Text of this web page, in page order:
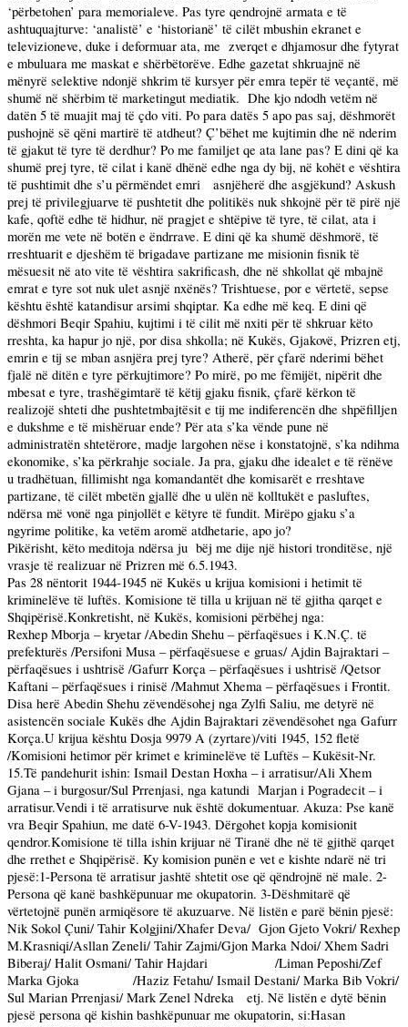
‘përbetohen’ para memorialeve. Pas tyre qendrojnë armata e të
ashtuquajturve: ‘analistë’ e ‘historianë’ të cilët mbushin ekranet e
televizioneve, duke i deformuar ata, me zverqet e dhjamosur dhe fytyrat
e mbuluara me maskat e shërbëtorëve. Edhe gazetat shkruajnë në
mënyrë selektive ndonjë shkrim të kursyer për emra tepër të veçantë, më
shumë në shërbim të marketingut mediatik. Dhe kjo ndodh vetëm në
datën 5 të muajit maj të çdo viti. Po para datës 5 apo pas saj, dëshmorët
pushojnë së qëni martirë të atdheut? Ç’bëhet me kujtimin dhe në nderim
të gjakut të tyre të derdhur? Po me familjet qe ata lane pas? E dini që ka
shumë prej tyre, të cilat i kanë dhënë edhe nga dy bij, në kohët e vështira
të pushtimit dhe s’u përmëndet emri
asnjëherë dhe asgjëkund? Askush
prej të privilegjuarve të pushtetit dhe politikës nuk shkojnë për të pirë një
kafe, qoftë edhe të hidhur, në pragjet e shtëpive të tyre, të cilat, ata i
morën me vete në botën e ëndrrave. E dini që ka shumë dëshmorë, të
rreshtuarit e djeshëm të brigadave partizane me misionin fisnik të
mësuesit në ato vite të vështira sakrificash, dhe në shkollat që mbajnë
emrat e tyre sot nuk ulet asnjë nxënës? Trishtuese, por e vërtetë, sepse
kështu është katandisur arsimi shqiptar. Ka edhe më keq. E dini që
dëshmori Beqir Spahiu, kujtimi i të cilit më nxiti për të shkruar këto
rreshta, ka hapur jo një, por disa shkolla; në Kukës, Gjakovë, Prizren etj,
emrin e tij se mban asnjëra prej tyre? Atherë, për çfarë nderimi bëhet
fjalë në ditën e tyre përkujtimore? Po mirë, po me fëmijët, nipërit dhe
mbesat e tyre, trashëgimtarë të këtij gjaku fisnik, çfarë kërkon të
realizojë shteti dhe pushtetmbajtësit e tij me indiferencën dhe shpëfilljen
e dukshme e të mishëruar ende? Për ata s’ka vënde pune në
administratën shtetërore, madje largohen nëse i konstatojnë, s’ka ndihma
ekonomike, s’ka përkrahje sociale. Ja pra, gjaku dhe idealet e të rënëve
u tradhëtuan, fillimisht nga komandantët dhe komisarët e rreshtave
partizane, të cilët mbetën gjallë dhe u ulën në kolltukët e pasluftes,
ndërsa më vonë nga pinjollët e këtyre të fundit. Mirëpo gjaku s’a
ngyrime politike, ka vetëm aromë atdhetarie, apo jo?
Pikërisht, këto meditoja ndërsa ju bëj me dije një histori tronditëse, një
vrasje të realizuar në Prizren më 6.5.1943.
Pas 28 nëntorit 1944-1945 në Kukës u krijua komisioni i hetimit të
kriminelëve të luftës. Komisione të tilla u krijuan në të gjitha qarqet e
Shqipërisë.Konkretisht, në Kukës, komisioni përbëhej nga:
Rexhep Mborja – kryetar /Abedin Shehu – përfaqësues i K.N.Ç. të
prefekturës /Persifoni Musa – përfaqësuese e gruas/ Ajdin Bajraktari –
përfaqësues i ushtrisë /Gafurr Korça – përfaqësues i ushtrisë /Qetsor
Kaftani – përfaqësues i rinisë /Mahmut Xhema – përfaqësues i Frontit.
Disa herë Abedin Shehu zëvendësohej nga Zylfi Saliu, me detyrë në
asistencën sociale Kukës dhe Ajdin Bajraktari zëvendësohet nga Gafurr
Korça.U krijua kështu Dosja 9979 A (zyrtare)/viti 1945, 152 fletë
/Komisioni hetimor për krimet e kriminelëve të Luftës – Kukësit-Nr.
15.Të pandehurit ishin: Ismail Destan Hoxha – i arratisur/Ali Xhem
Gjana – i burgosur/Sul Prrenjasi, nga katundi Marjan i Pogradecit – i
arratisur.Vendi i të arratisurve nuk është dokumentuar. Akuza: Pse kanë
vra Beqir Spahiun, me datë 6-V-1943. Dërgohet kopja komisionit
qendror.Komisione të tilla ishin krijuar në Tiranë dhe në të gjithë qarqet
dhe rrethet e Shqipërisë. Ky komision punën e vet e kishte ndarë në tri
pjesë:1-Persona të arratisur jashtë shtetit ose që qëndrojnë në male. 2-
Persona që kanë bashkëpunuar me okupatorin. 3-Dëshmitarë që
vërtetojnë punën armiqësore të akuzuarve. Në listën e parë bënin pjesë:
Nik Sokol Çuni/ Tahir Kolgjini/Xhafer Deva/ Gjon Gjeto Vokri/ Rexhep
M.Krasniqi/Asllan Zeneli/ Tahir Zajmi/Gjon Marka Ndoi/ Xhem Sadri
Biberaj/ Halit Osmani/ Tahir Hajdari
/Liman Peposhi/Zef
Marka Gjoka
/Haziz Fetahu/ Ismail Destani/ Marka Bib Vokri/
Sul Marian Prrenjasi/ Mark Zenel Ndreka
etj. Në listën e dytë bënin
pjesë persona që kishin bashkëpunuar me okupatorin, si:Hasan